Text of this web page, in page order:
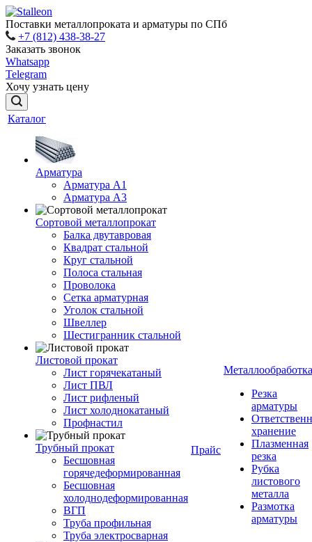
Поставки металлопроката и арматуры по СПб
+7 (812) 438-38-27
Заказать звонок
Whatsapp
Telegram
Хочу узнать цену
Каталог
Арматура
Арматура A1
Арматура А3
Сортовой металлопрокат
Балка двутавровая
Квадрат стальной
Круг стальной
Полоса стальная
Проволока
Сетка арматурная
Уголок стальной
Швеллер
Шестигранник стальной
Листовой прокат
Лист горячекатаный
Лист ПВЛ
Лист рифленый
Лист холоднокатаный
Профнастил
Трубный прокат
Бесшовная
горячедеформированная
Бесшовная
холоднодеформированная
ВГП
Труба профильная
Труба электросварная
Прайс
Металлообработка
Резка
арматуры
хранение
Плазменная
резка
Рубка
листового
металла
Размотка
арматуры